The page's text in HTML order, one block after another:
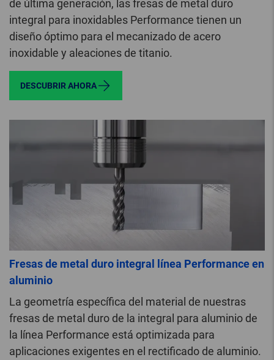
de última generación, las fresas de metal duro
integral para inoxidables Performance tienen un
diseño óptimo para el mecanizado de acero
inoxidable y aleaciones de titanio.
DESCUBRIR AHORA
Fresas de metal duro integral línea Performance en
aluminio
La geometría específica del material de nuestras
fresas de metal duro de la integral para aluminio de
la línea Performance está optimizada para
aplicaciones exigentes en el rectificado de aluminio.